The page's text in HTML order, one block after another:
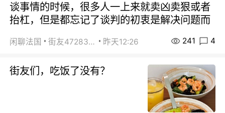
谈事情的时候，很多人一上来就卖凶卖狠或者
抬杠，但是都忘记了谈判的初衷是解决问题而
闲聊法国 街友472838572 昨天12:26 241 4
街友们，吃饭了没有？